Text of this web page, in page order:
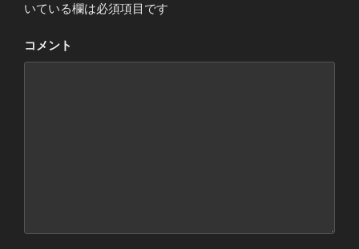
いている欄は必須項目です
コメント